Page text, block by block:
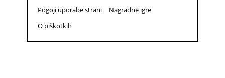
Pogoji uporabe strani
Nagradne igre
O piškotkih